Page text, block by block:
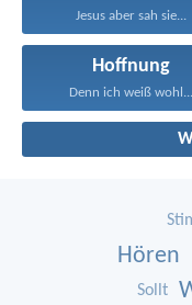
Jesus aber sah sie...
Hoffnung
Denn ich weiß wohl...
Hören
Sollt